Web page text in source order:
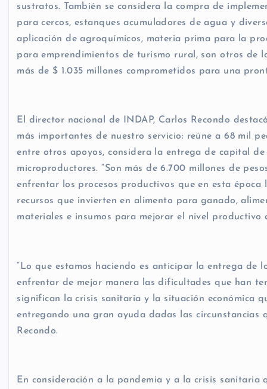
sustratos. También se considera la compra de
para cercos, estanques acumuladores de agua y
aplicación de agroquímicos, materia prima para la
para emprendimientos de turismo rural, son otros de
más de $ 1.035 millones comprometidos para una
El director nacional de INDAP, Carlos Recondo
más importantes de nuestro servicio: reúne a 68 mil
entre otros apoyos, considera la entrega de capital
microproductores. “Son más de 6.700 millones de
enfrentar los procesos productivos que en esta
recursos que invierten en alimento para ganado,
materiales e insumos para mejorar el nivel productivo
“Lo que estamos haciendo es anticipar la entrega de
enfrentar de mejor manera las dificultades que han
significan la crisis sanitaria y la situación económica
entregando una gran ayuda dadas las circunstancias
Recondo.
En consideración a la pandemia y a la crisis sanitaria